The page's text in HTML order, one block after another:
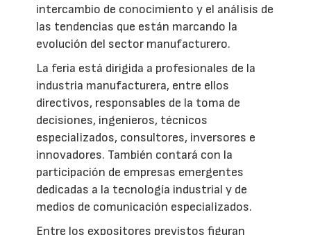
intercambio de conocimiento y el análisis de
las tendencias que están marcando la
evolución del sector manufacturero.
La feria está dirigida a profesionales de la
industria manufacturera, entre ellos
directivos, responsables de la toma de
decisiones, ingenieros, técnicos
especializados, consultores, inversores e
innovadores. También contará con la
participación de empresas emergentes
dedicadas a la tecnología industrial y de
medios de comunicación especializados.
Entre los expositores previstos figuran